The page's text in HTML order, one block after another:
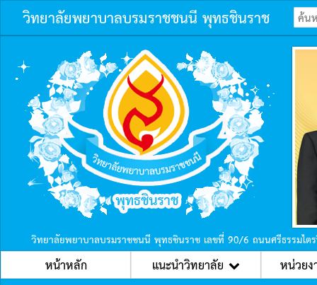
วิทยาลัยพยาบาลบรมราชชนนี พุทธชินราช
วิทยาลัยพยาบาลบรมราชชนนี พุทธชินราช เลขที่ 90/6 ถนนศรีธรรมไ
หน้าหลัก แนะนำวิทยาลัย หน่วยง